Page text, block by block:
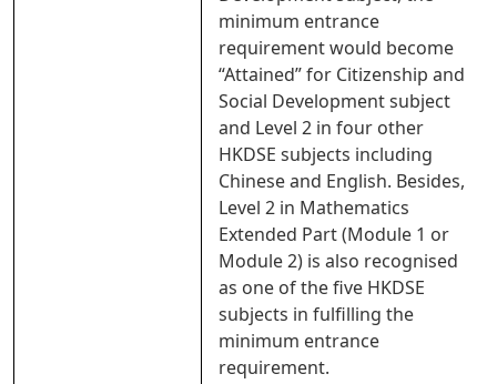
minimum entrance
requirement would become
“Attained” for Citizenship and
Social Development subject
and Level 2 in four other
HKDSE subjects including
Chinese and English. Besides,
Level 2 in Mathematics
Extended Part (Module 1 or
Module 2) is also recognised
as one of the five HKDSE
subjects in fulfilling the
minimum entrance
requirement.